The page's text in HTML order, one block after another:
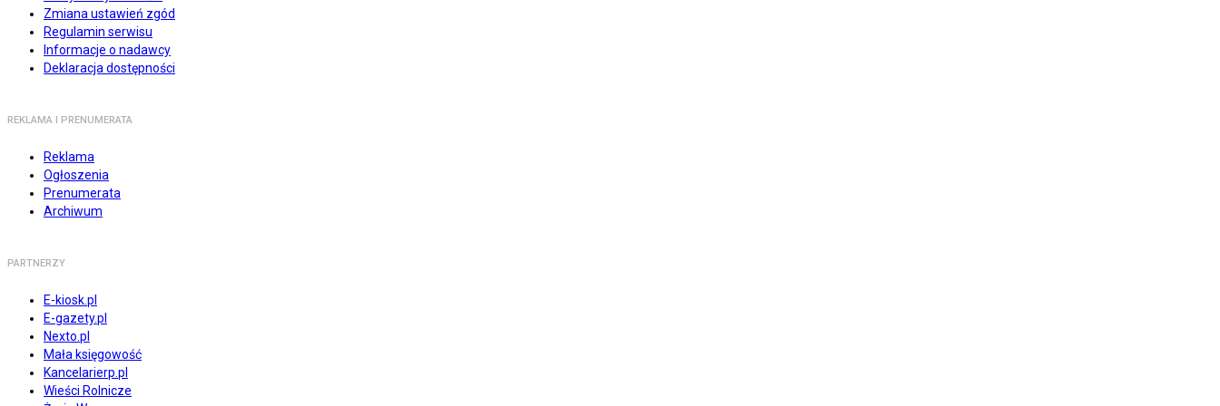
Zmiana ustawień zgód
Regulamin serwisu
Informacje o nadawcy
Deklaracja dostępności
REKLAMA I PRENUMERATA
Reklama
Ogłoszenia
Prenumerata
Archiwum
PARTNERZY
E-kiosk.pl
E-gazety.pl
Nexto.pl
Mała księgowość
Kancelarierp.pl
Wieści Rolnicze